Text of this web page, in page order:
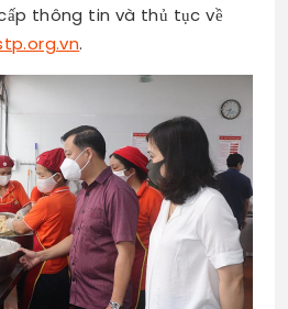
thông tin và thủ tục về
.